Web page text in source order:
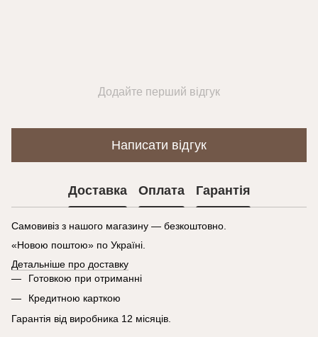
Додайте перший відгук
Написати відгук
Доставка Оплата Гарантія
Самовивіз з нашого магазину — безкоштовно.
«Новою поштою» по Україні.
Детальніше про доставку
Готовкою при отриманні
Кредитною карткою
Гарантія від виробника 12 місяців.